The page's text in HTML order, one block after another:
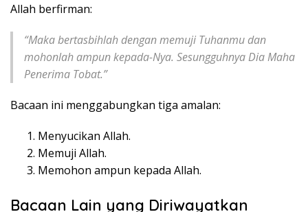
Allah berfirman:
“Maka bertasbihlah dengan memuji Tuhanmu dan
mohonlah ampun kepada-Nya. Sesungguhnya Dia Maha
Penerima Tobat.”
Bacaan ini menggabungkan tiga amalan:
Menyucikan Allah.
Memuji Allah.
Memohon ampun kepada Allah.
Bacaan Lain yang Diriwayatkan